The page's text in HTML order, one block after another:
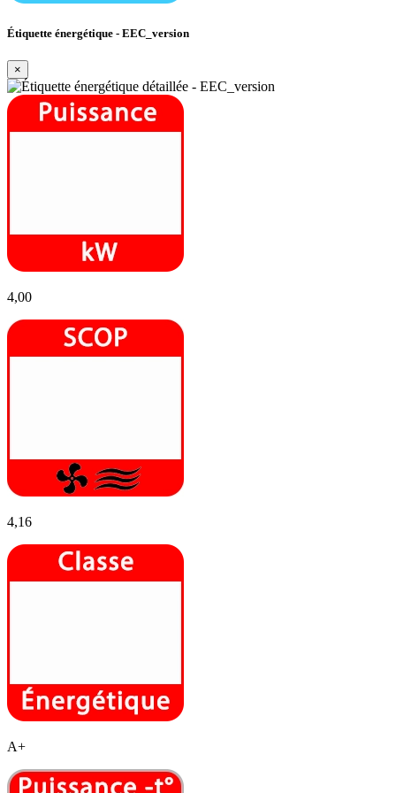
Étiquette énergétique - EEC_version
×
4,00
4,16
A+